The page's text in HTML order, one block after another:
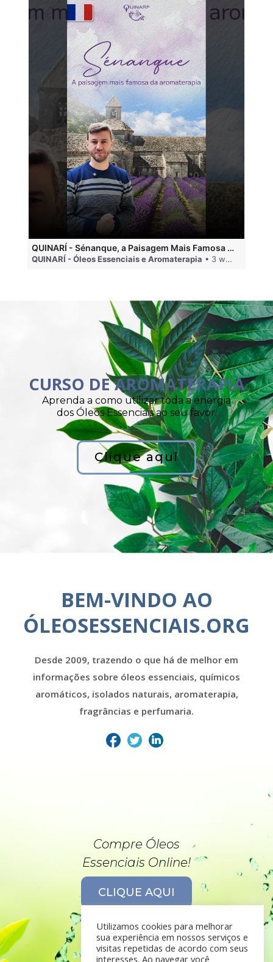
QUINARÍ - Sénanque, a Paisagem Mais Famosa da Aromaterapia
QUINARÍ - Óleos Essenciais e Aromaterapia • 3 weeks ago
CURSO DE AROMATERAPIA
Aprenda a como utilizar toda a energia
dos Óleos Essenciais ao seu favor.
Clique aqui
BEM-VINDO AO
ÓLEOSESSENCIAIS.ORG
Desde 2009, trazendo o que há de melhor em
informações sobre óleos essenciais, químicos
aromáticos, isolados naturais, aromaterapia,
fragrâncias e perfumaria.
Compre Óleos
Essenciais Online!
CLIQUE AQUI
Utilizamos cookies para melhorar
sua experiência em nossos serviços e
visitas repetidas de acordo com seus
interesses. Ao navegar você